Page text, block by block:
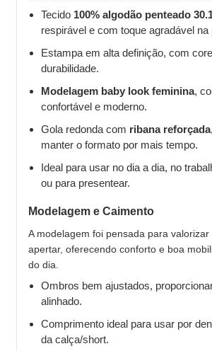
Tecido 100% algodão penteado
respirável e com toque agradável na
Estampa em alta definição, com
durabilidade.
Modelagem baby look feminina,
confortável e moderno.
Gola redonda com ribana reforçada
manter o formato por mais tempo.
Ideal para usar no dia a dia, no
ou para presentear.
Modelagem e Caimento
A modelagem foi pensada para valorizar
apertar, oferecendo conforto e boa
do dia.
Ombros bem ajustados,
alinhado.
Comprimento ideal para usar por
da calça/short.